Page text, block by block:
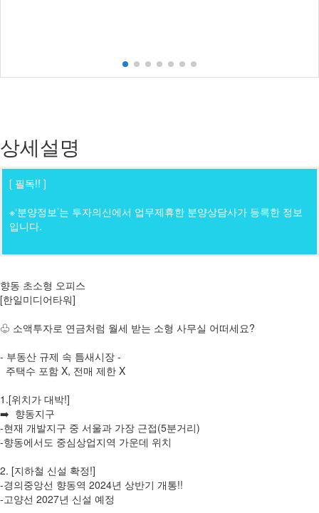
상세설명
[ 필독!! ]
※‘분양정보’는 투자의신에서 업무제휴한 분양상담사가 등록한 정보
입니다.
향동 초소형 오피스
[한일미디어타워]
♧ 소액투자로 연금처럼 월세 받는 소형 사무실 어떠세요?
- 부동산 규제 속 틈새시장 -
주택수 포함 X, 전매 제한 X
1.[위치가 대박!]
➡️ 향동지구
-현재 개발지구 중 서울과 가장 근접(5분거리)
-향동에서도 중심상업지역 가운데 위치
2. [지하철 신설 확정!]
-경의중앙선 향동역 2024년 상반기 개통!!
-고양선 2027년 신설 예정